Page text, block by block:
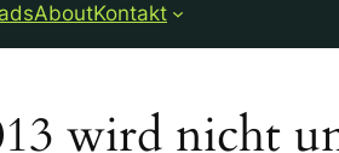
AboutKontakt
wird nicht